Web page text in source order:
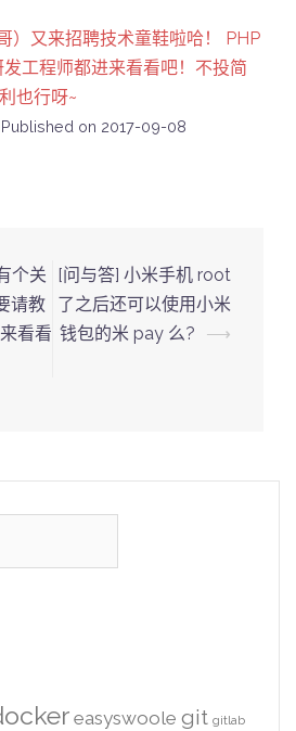
）又来招聘技术童鞋啦哈！ PHP
工程师都进来看看吧！不投简
也行呀~
Published on 2017-09-08
个关
请教
看看
[问与答] 小米手机 root
了之后还可以使用小米
钱包的米 pay 么?
⟶
easyswoole git gitlab